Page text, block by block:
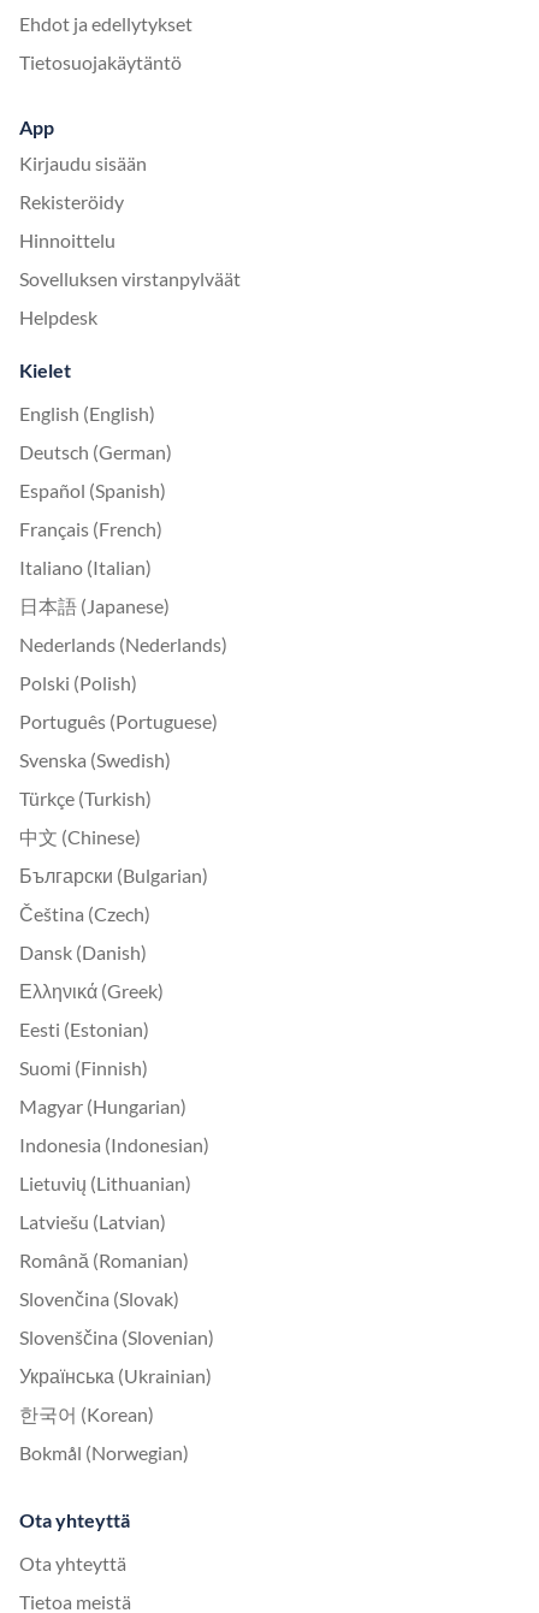
Ehdot ja edellytykset
Tietosuojakäytäntö
App
Kirjaudu sisään
Rekisteröidy
Hinnoittelu
Sovelluksen virstanpylväät
Helpdesk
Kielet
English (English)
Deutsch (German)
Español (Spanish)
Français (French)
Italiano (Italian)
日本語 (Japanese)
Nederlands (Nederlands)
Polski (Polish)
Português (Portuguese)
Svenska (Swedish)
Türkçe (Turkish)
中文 (Chinese)
Български (Bulgarian)
Čeština (Czech)
Dansk (Danish)
Ελληνικά (Greek)
Eesti (Estonian)
Suomi (Finnish)
Magyar (Hungarian)
Indonesia (Indonesian)
Lietuvių (Lithuanian)
Latviešu (Latvian)
Română (Romanian)
Slovenčina (Slovak)
Slovenščina (Slovenian)
Українська (Ukrainian)
한국어 (Korean)
Bokmål (Norwegian)
Ota yhteyttä
Ota yhteyttä
Tietoa meistä